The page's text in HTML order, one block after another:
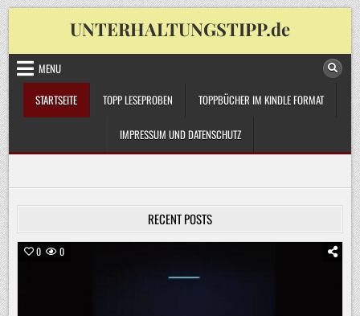
Skip
to
content
UNTERHALTUNGSTIPP.de
MENU
STARTSEITE
TOPP LESEPROBEN TOPPBÜCHER IM KINDLE FORMAT
IMPRESSUM UND DATENSCHUTZ
RECENT POSTS
0 0